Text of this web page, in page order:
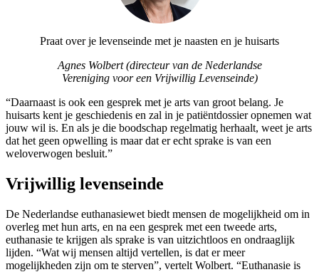
Praat over je levenseinde met je naasten en je huisarts
Agnes Wolbert (directeur van de Nederlandse
Vereniging voor een Vrijwillig Levenseinde)
“Daarnaast is ook een gesprek met je arts van groot belang. Je
huisarts kent je geschiedenis en zal in je patiëntdossier opnemen wat
jouw wil is. En als je die boodschap regelmatig herhaalt, weet je arts
dat het geen opwelling is maar dat er echt sprake is van een
weloverwogen besluit.”
Vrijwillig levenseinde
De Nederlandse euthanasiewet biedt mensen de mogelijkheid om in
overleg met hun arts, en na een gesprek met een tweede arts,
euthanasie te krijgen als sprake is van uitzichtloos en ondraaglijk
lijden. “Wat wij mensen altijd vertellen, is dat er meer
mogelijkheden zijn om te sterven”, vertelt Wolbert. “Euthanasie is